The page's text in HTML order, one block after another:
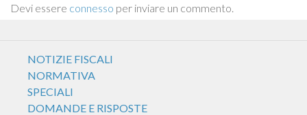
Devi essere connesso per inviare un commento.
NOTIZIE FISCALI
NORMATIVA
SPECIALI
DOMANDE E RISPOSTE